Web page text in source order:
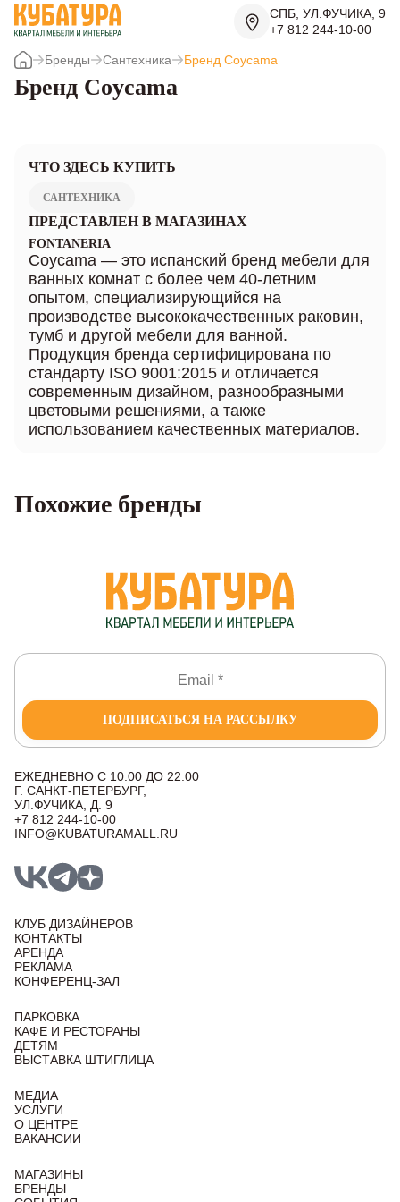
СПБ, УЛ.ФУЧИКА, 9
+7 812 244-10-00
Бренды Сантехника Бренд Coycama
Бренд Coycama
ЧТО ЗДЕСЬ КУПИТЬ
САНТЕХНИКА
ПРЕДСТАВЛЕН В МАГАЗИНАХ
FONTANERIA
Coycama — это испанский бренд мебели для
ванных комнат с более чем 40-летним
опытом, специализирующийся на
производстве высококачественных раковин,
тумб и другой мебели для ванной.
Продукция бренда сертифицирована по
стандарту ISO 9001:2015 и отличается
современным дизайном, разнообразными
цветовыми решениями, а также
использованием качественных материалов.
Похожие бренды
ПОДПИСАТЬСЯ НА РАССЫЛКУ
ЕЖЕДНЕВНО С 10:00 ДО 22:00
Г. САНКТ-ПЕТЕРБУРГ,
УЛ.ФУЧИКА, Д. 9
+7 812 244-10-00
INFO@KUBATURAMALL.RU
КЛУБ ДИЗАЙНЕРОВ
КОНТАКТЫ
АРЕНДА
РЕКЛАМА
КОНФЕРЕНЦ-ЗАЛ
ПАРКОВКА
КАФЕ И РЕСТОРАНЫ
ДЕТЯМ
ВЫСТАВКА ШТИГЛИЦА
МЕДИА
УСЛУГИ
О ЦЕНТРЕ
ВАКАНСИИ
МАГАЗИНЫ
БРЕНДЫ